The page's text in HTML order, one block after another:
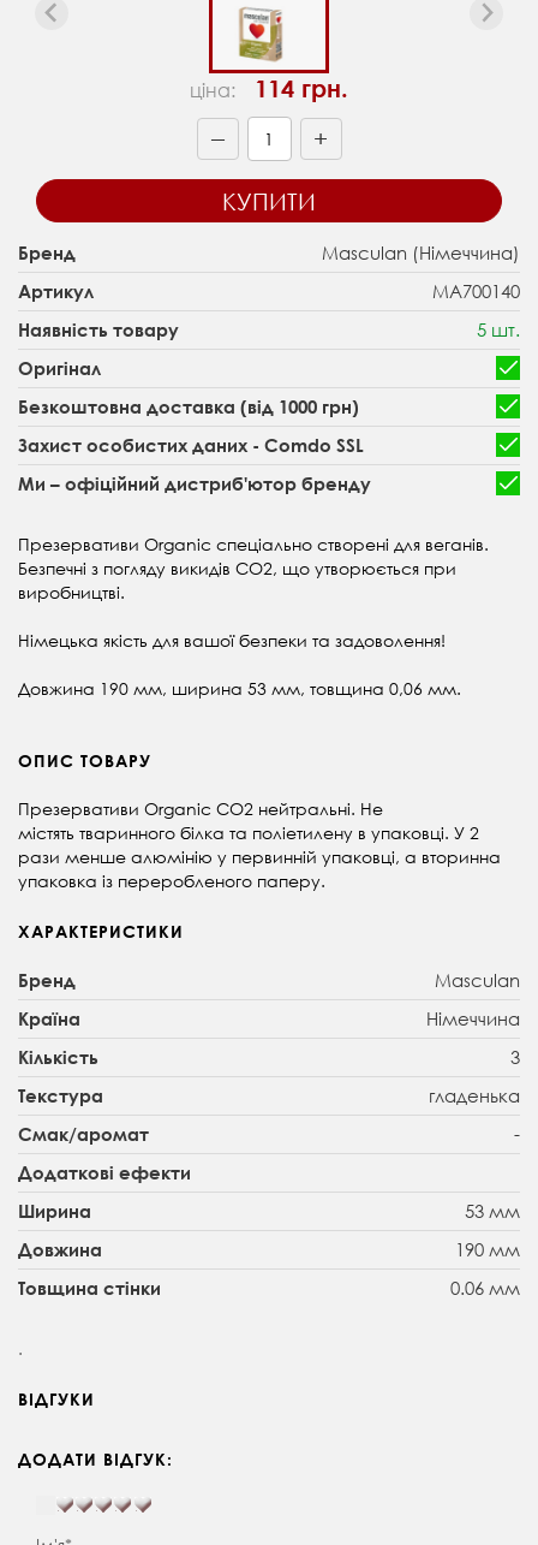
ціна: 114 грн.
— +
КУПИТИ
Бренд Masculan (Німеччина)
Артикул MA700140
Наявність товару 5 шт.
Оригінал
Безкоштовна доставка (від 1000 грн)
Захист особистих даних - Comdo SSL
Ми – офіційний дистриб'ютор бренду
Презервативи Organic спеціально створені для веганів.
Безпечні з погляду викидів СО2, що утворюється при
виробництві.
Німецька якість для вашої безпеки та задоволення!
Довжина 190 мм, ширина 53 мм, товщина 0,06 мм.
ОПИС ТОВАРУ
Презервативи Organic СО2 нейтральні. Не
містять тваринного білка та поліетилену в упаковці. У 2
рази менше алюмінію у первинній упаковці, а вторинна
упаковка із переробленого паперу.
ХАРАКТЕРИСТИКИ
Бренд Masculan
Країна Німеччина
Кількість 3
Текстура гладенька
Смак/аромат -
Додаткові ефекти
Ширина
53 мм
Довжина 190 мм
Товщина стінки 0.06 мм
.
ВІДГУКИ
ДОДАТИ ВІДГУК: